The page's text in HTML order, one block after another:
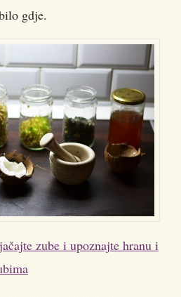
gdje.
zube i upoznajte hranu i